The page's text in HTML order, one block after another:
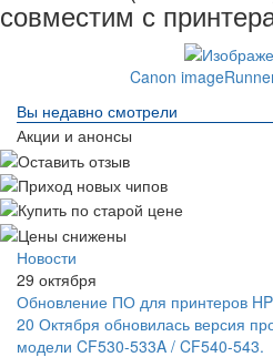
совместим с
Canon
Вы недавно смотрели
Акции и анонсы
Новости
29 октября
Обновление ПО для принтеров
20 Октября обновилась версия
модели CF530-533A / CF540-543.